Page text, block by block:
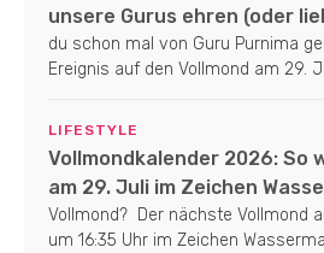
unsere Gurus ehren (oder
du schon mal von Guru Purnima
Ereignis auf den Vollmond am 29.
LIFESTYLE
Vollmondkalender 2026: So
am 29. Juli im Zeichen
Vollmond? Der nächste Vollmond
um 16:35 Uhr im Zeichen